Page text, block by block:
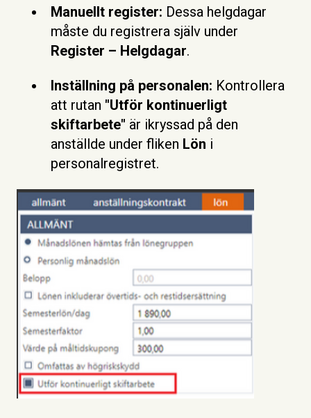
Manuellt register: Dessa helgdagar
måste du registrera själv under
Register – Helgdagar.
Inställning på personalen: Kontrollera
att rutan "Utför kontinuerligt
skiftarbete" är ikryssad på den
anställde under fliken Lön i
personalregistret.